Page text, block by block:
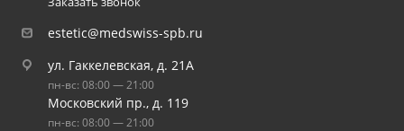
estetic@medswiss-spb.ru
ул. Гаккелевская, д. 21А
пн-вс: 08:00 — 21:00
Московский пр., д. 119
пн-вс: 08:00 — 21:00